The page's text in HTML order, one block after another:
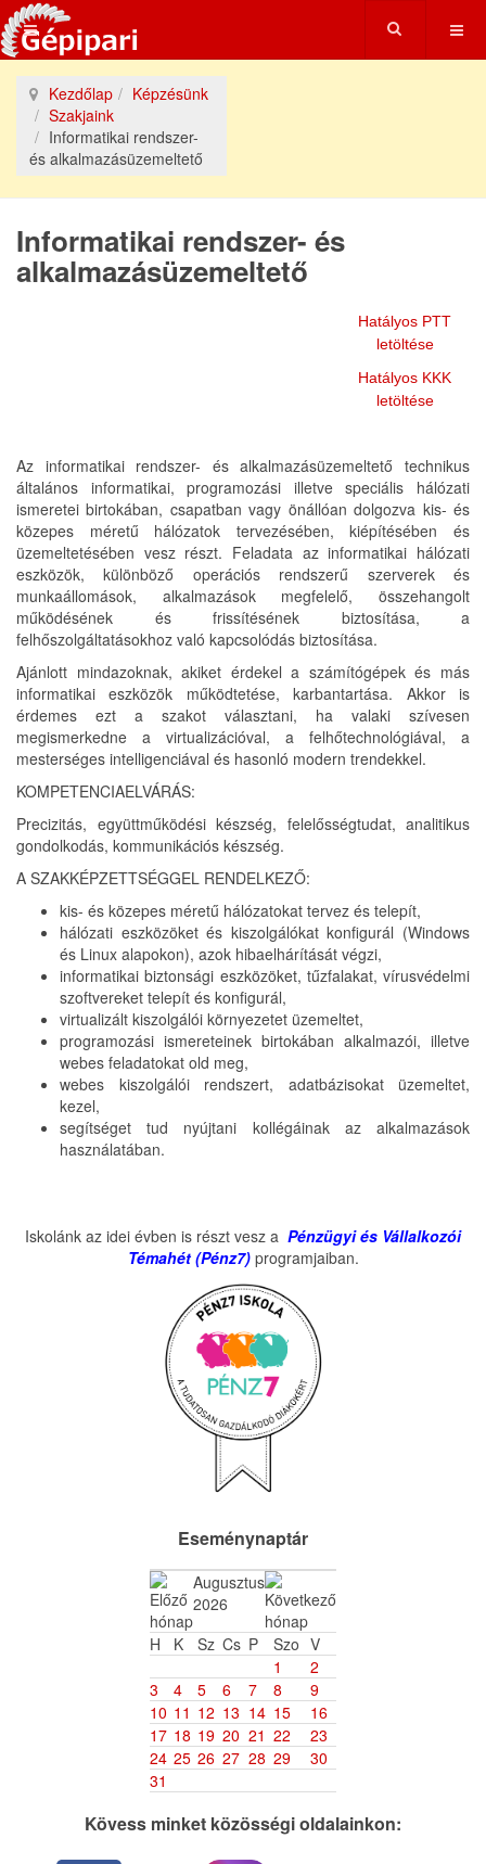
Kezdőlap
Képzésünk
Szakjaink
Informatikai rendszer-
és alkalmazásüzemeltető
Informatikai rendszer- és
alkalmazásüzemeltető
Hatályos PTT
letöltése
Hatályos KKK
letöltése
Az informatikai rendszer- és alkalmazásüzemeltető technikus
általános informatikai, programozási illetve speciális hálózati
ismeretei birtokában, csapatban vagy önállóan dolgozva kis- és
közepes méretű hálózatok tervezésében, kiépítésében és
üzemeltetésében vesz részt. Feladata az informatikai hálózati
eszközök, különböző operációs rendszerű szerverek és
munkaállomások, alkalmazások megfelelő, összehangolt
működésének és frissítésének biztosítása, a
felhőszolgáltatásokhoz való kapcsolódás biztosítása.
Ajánlott mindazoknak, akiket érdekel a számítógépek és más
informatikai eszközök működtetése, karbantartása. Akkor is
érdemes ezt a szakot választani, ha valaki szívesen
megismerkedne a virtualizációval, a felhőtechnológiával, a
mesterséges intelligenciával és hasonló modern trendekkel.
KOMPETENCIAELVÁRÁS:
Precizitás, együttműködési készség, felelősségtudat, analitikus
gondolkodás, kommunikációs készség.
A SZAKKÉPZETTSÉGGEL RENDELKEZŐ:
kis- és közepes méretű hálózatokat tervez és telepít,
hálózati eszközöket és kiszolgálókat konfigurál (Windows
és Linux alapokon), azok hibaelhárítását végzi,
informatikai biztonsági eszközöket, tűzfalakat, vírusvédelmi
szoftvereket telepít és konfigurál,
virtualizált kiszolgálói környezetet üzemeltet,
programozási ismereteinek birtokában alkalmazói, illetve
webes feladatokat old meg,
webes kiszolgálói rendszert, adatbázisokat üzemeltet,
kezel,
segítséget tud nyújtani kollégáinak az alkalmazások
használatában.
Iskolánk az idei évben is részt vesz a Pénzügyi és Vállalkozói
Témahét (Pénz7)programjaiban.
Eseménynaptár
Augusztus
2026
H
K Sz Cs P Szo V
1
2
3
4 5 6 7 8
9
10 11 12 13 14 15
16
17 18 19 20 21 22
23
24 25 26 27 28 29
30
31
Kövess minket közösségi oldalainkon: